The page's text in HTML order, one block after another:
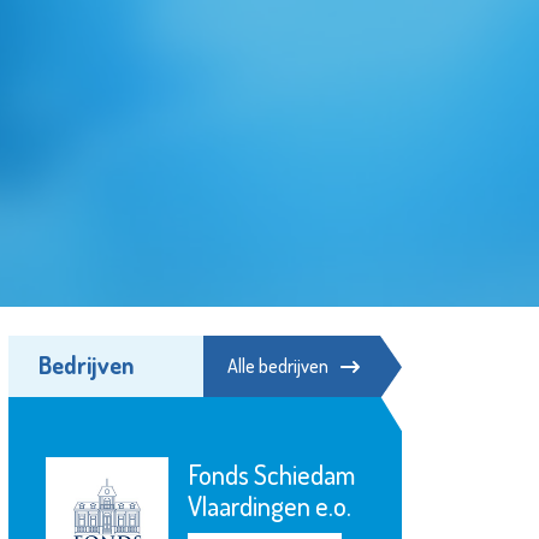
Bedrijven Alle bedrijven
Fonds Schiedam
Vlaardingen e.o.